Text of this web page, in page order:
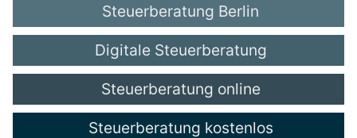
Steuerberatung Berlin
Digitale Steuerberatung
Steuerberatung online
Steuerberatung kostenlos